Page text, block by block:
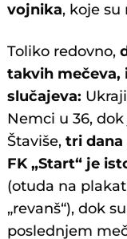
vojnika, koje su
Toliko redovno,
takvih mečeva,
slučajeva:
Nemci u 36,
Štaviše, tri dana
FK „Start“ je
(otuda na
„revanš“), dok
poslednjem